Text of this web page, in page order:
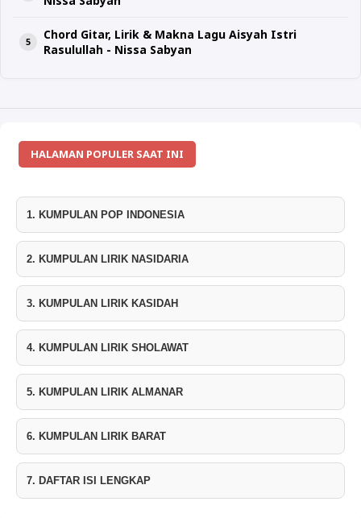
Chord Gitar, Lirik & Makna Lagu Aisyah Istri
Rasulullah - Nissa Sabyan
HALAMAN POPULER SAAT INI
1. KUMPULAN POP INDONESIA
2. KUMPULAN LIRIK NASIDARIA
3. KUMPULAN LIRIK KASIDAH
4. KUMPULAN LIRIK SHOLAWAT
5. KUMPULAN LIRIK ALMANAR
6. KUMPULAN LIRIK BARAT
7. DAFTAR ISI LENGKAP